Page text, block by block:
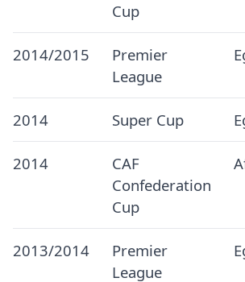
Cup
2014/2015
Premier
League
2014 Super Cup
2014
CAF
Confederation
Cup
2013/2014
Premier
League